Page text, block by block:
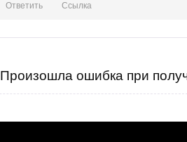
Ответить Ссылка
Произошла ошибка при